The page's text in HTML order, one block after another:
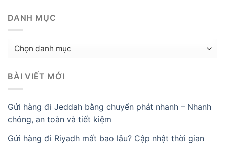
DANH MỤC
Danh
BÀI VIẾT MỚI
Gửi hàng đi Jeddah bằng chuyển phát nhanh – Nhanh
chóng, an toàn và tiết kiệm
Gửi hàng đi Riyadh mất bao lâu? Cập nhật thời gian